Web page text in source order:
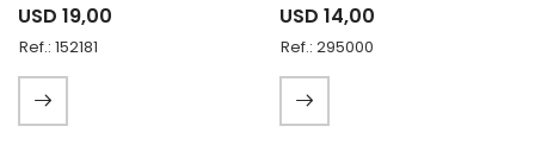
USD 19,00
Ref.: 152181
USD 14,00
Ref.: 295000